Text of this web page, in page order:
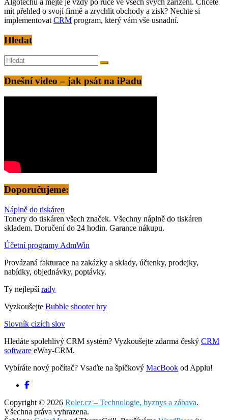
mít přehled o svojí firmě a zrychlit obchody a zisk? Nechte si
implementovat CRM program, který vám vše usnadní.
Hledat
Dnešní video – jak psát na iPadu
Doporučujeme:
Náplně do tiskáren
Tonery do tiskáren všech značek. Všechny náplně do tiskáren
skladem. Doručení do 24 hodin. Garance nákupu.
Účetní programy AdmWin
Provázaná fakturace na zakázky a sklady, účtenky, prodejky,
nabídky, objednávky, poptávky.
Ty nejlepšírady
Vyzkoušejte Bubble shooter hry
Slovník cizích slov
Hledáte spolehlivý CRM systém? Vyzkoušejte zdarma český CRM
software eWay-CRM.
Vybíráte nový počítač? Vsaďte na špičkový MacBook od Applu!
Copyright © 2026 Roler.cz – Technologie, byznys a zábava.
Všechna práva vyhrazena.